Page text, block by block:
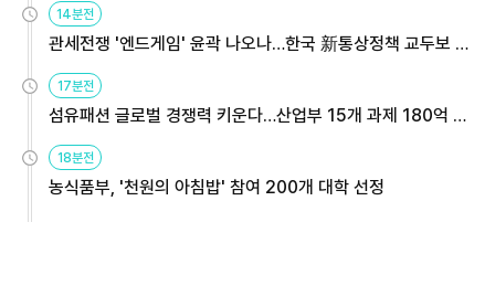
14분전
관세전쟁 '엔드게임' 윤곽 나오나…한국 新통상정책 교두보 활
용해야
17분전
섬유패션 글로벌 경쟁력 키운다…산업부 15개 과제 180억 지
원
18분전
농식품부, '천원의 아침밥' 참여 200개 대학 선정